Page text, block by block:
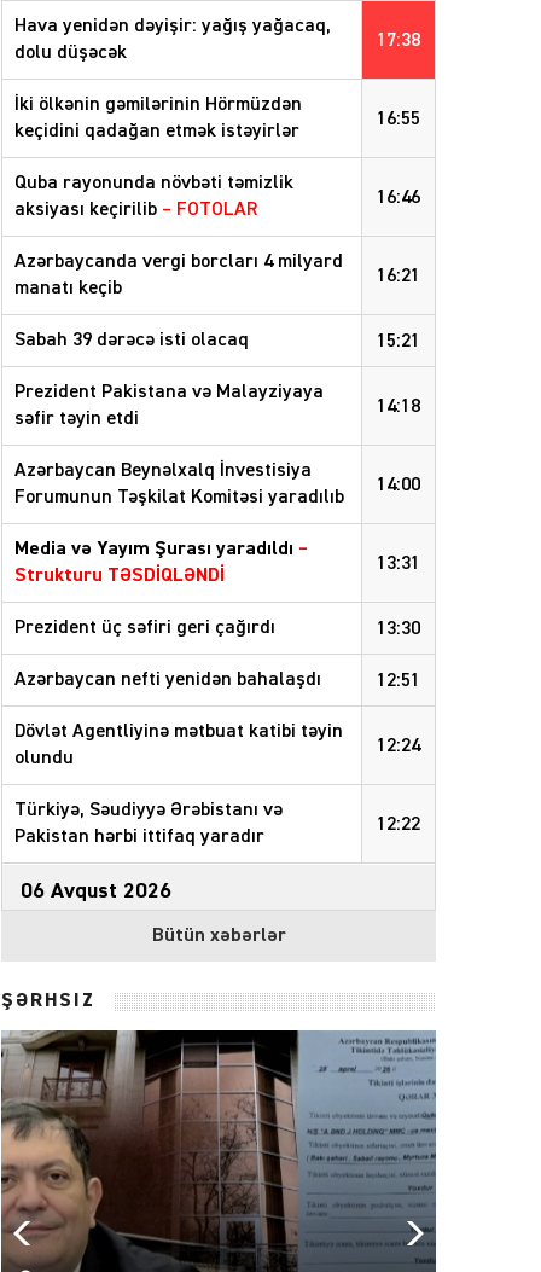
17:38
Hava yenidən dəyişir: yağış yağacaq,
dolu düşəcək
16:55
İki ölkənin gəmilərinin Hörmüzdən
keçidini qadağan etmək istəyirlər
16:46
Quba rayonunda növbəti təmizlik
aksiyası keçirilib – FOTOLAR
16:21
Azərbaycanda vergi borcları 4 milyard
manatı keçib
15:21
Sabah 39 dərəcə isti olacaq
14:18
Prezident Pakistana və Malayziyaya
səfir təyin etdi
14:00
Azərbaycan Beynəlxalq İnvestisiya
Forumunun Təşkilat Komitəsi yaradılıb
13:31
Media və Yayım Şurası yaradıldı –
Strukturu TƏSDİQLƏNDİ
13:30
Prezident üç səfiri geri çağırdı
12:51
Azərbaycan nefti yenidən bahalaşdı
12:24
Dövlət Agentliyinə mətbuat katibi təyin
olundu
12:22
Türkiyə, Səudiyyə Ərəbistanı və
Pakistan hərbi ittifaq yaradır
06 Avqust 2026
Rusiya-Ukrayna müharibəsi
17:09
müqavilə bağladı
16:50
Elnur Rzayev Müşkür kəndində səyyar
qəbul keçirib
– FOTOLAR
16:35
İlqar Mahmudov Barlı qəsəbəsində
səyyar vətəndaş qəbulu keçirib
FOTOLAR
Bütün xəbərlər
ŞƏRHSİZ